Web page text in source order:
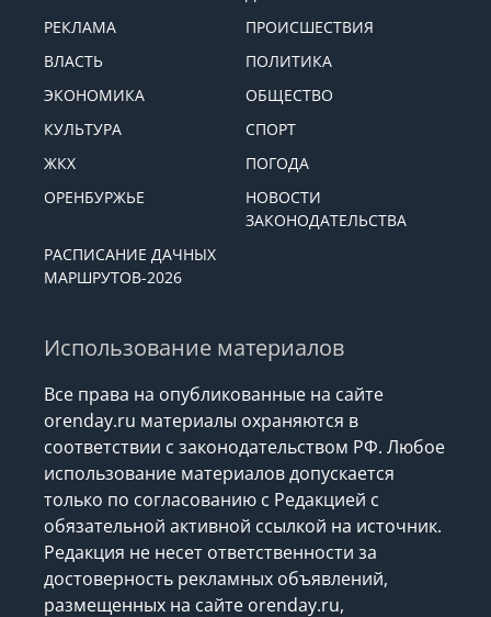
ДОРОГАХ
РЕКЛАМА
ПРОИСШЕСТВИЯ
ВЛАСТЬ
ПОЛИТИКА
ЭКОНОМИКА
ОБЩЕСТВО
КУЛЬТУРА
СПОРТ
ЖКХ
ПОГОДА
Использование материалов
Все права на опубликованные на сайте
orenday.ru материалы охраняются в
соответствии с законодательством РФ. Любое
использование материалов допускается
только по согласованию с Редакцией с
обязательной активной ссылкой на источник.
Редакция не несет ответственности за